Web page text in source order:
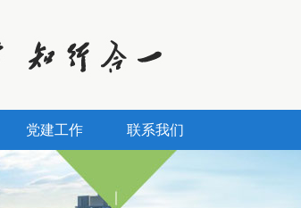
党建工作 联系我们